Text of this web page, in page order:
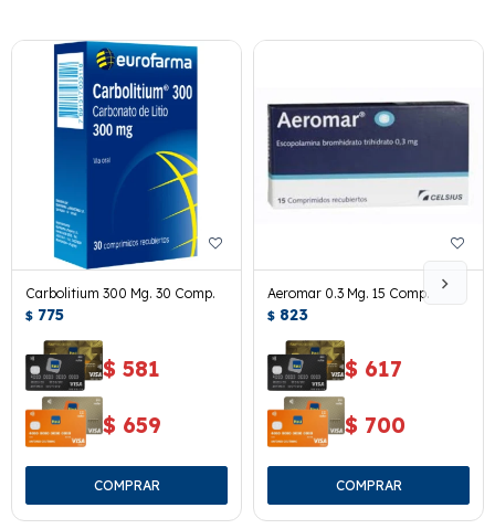
Carbolitium 300 Mg. 30 Comp.
$ 775
$ 581
$ 659
Aeromar 0.3 Mg. 15 Comp.
$ 823
$ 617
$ 700